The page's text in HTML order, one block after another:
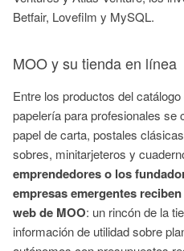
Betfair, Lovefilm y MySQL.
MOO y su tienda en línea
Entre los productos del
papelería para profesionales se
papel de carta, postales
sobres, minitarjeteros y
emprendedores o los
empresas emergentes
web de MOO: un rincón de la
información de utilidad sobre